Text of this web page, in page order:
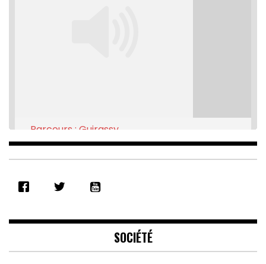
RSS FEED
EMBED
Parcours : Guirassy
Feb 16, 2021 • 28:08
SOCIÉTÉ